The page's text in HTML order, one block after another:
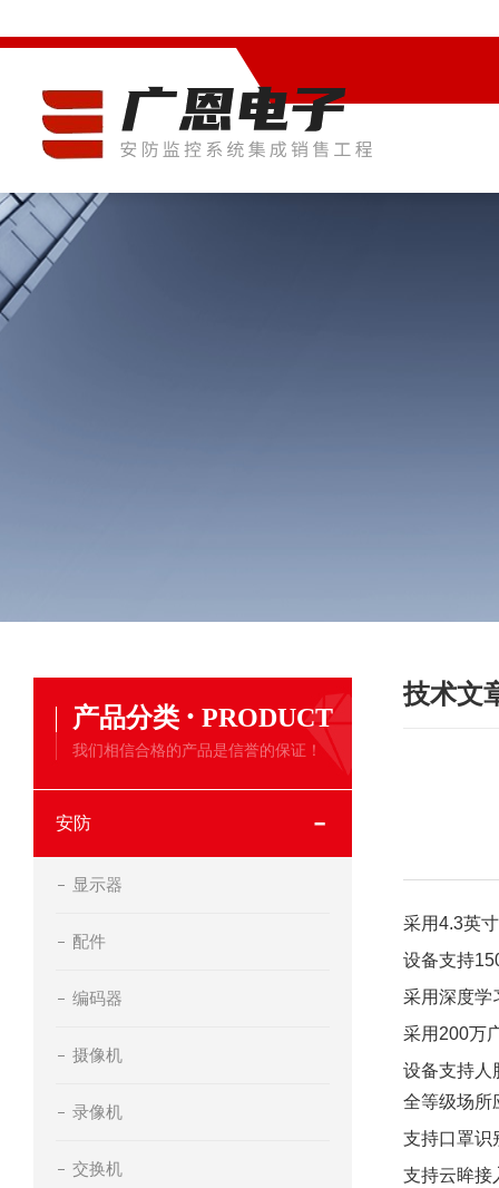
产品分类 · PRODUCT
我们相信合格的产品是信誉的保证！
安防
显示器
配件
编码器
摄像机
录像机
交换机
技术文
采用4.3英
设备支持
采用深度学
采用200万
设备支持人
全等级场所
支持口罩识
支持云眸接